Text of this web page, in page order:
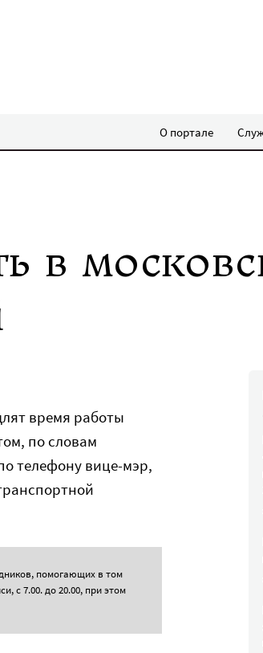
О портале
в
время работы
по словам
телефону вице-мэр,
помогающих в том
с 7.00. до 20.00, при этом